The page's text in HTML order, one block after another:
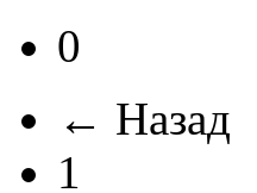
0
← Назад
1